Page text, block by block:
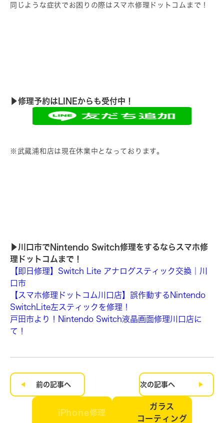
同じような症状でお困りの際はスマホ修理ドットコムまで！
▶︎修理予約はLINEからも受付中！
※武蔵浦和店は現在休業中となっております。
▶︎川口市でNintendo Switch修理をするならスマホ修
理ドットコムまで！
【即日修理】Switch Lite アナログスティック交換｜川
口市
【スマホ修理ドットコム川口店】誤作動するNintendo
SwitchLite左スティックを修理！
戸田市より！Nintendo Switch液晶画面修理川口店に
て！
前の記事へ 次の記事へ
iPhone修理
ガラス
コーティング